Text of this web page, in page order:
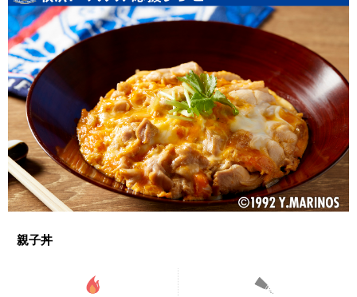
親子丼